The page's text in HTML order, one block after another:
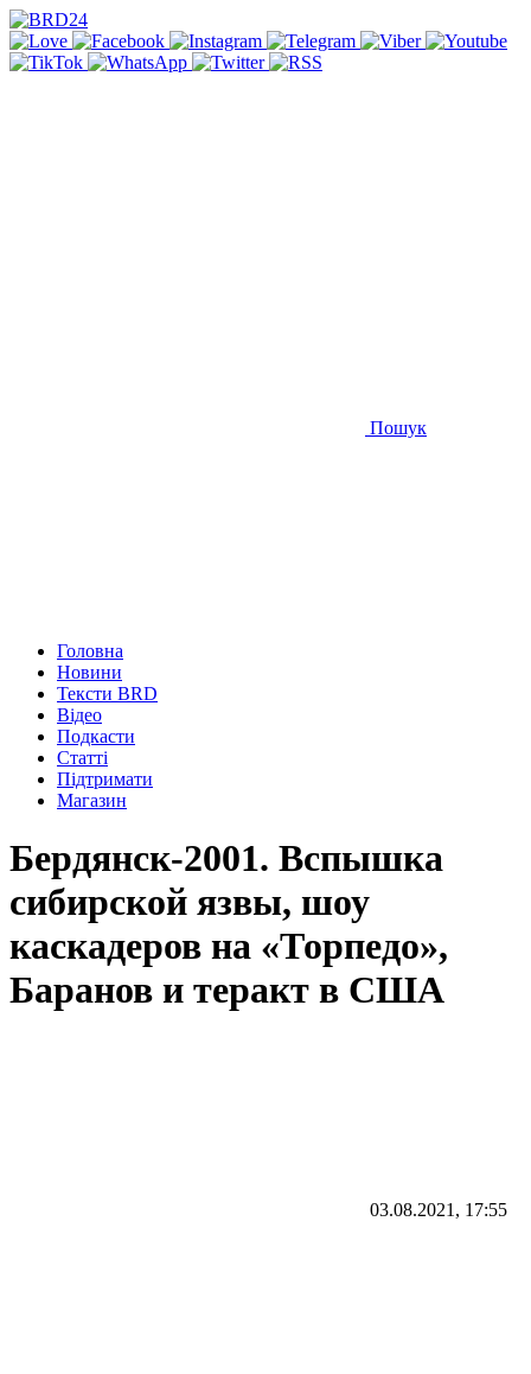
Пошук
Головна
Новини
Тексти BRD
Відео
Подкасти
Статті
Підтримати
Магазин
Бердянск-2001. Вспышка
сибирской язвы, шоу
каскадеров на «Торпедо»,
Баранов и теракт в США
03.08.2021, 17:55